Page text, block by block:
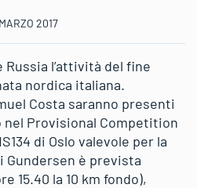
2017
l’attività del fine
nordica italiana.
Costa saranno presenti
nel Provisional Competition
di Oslo valevole per la
Gundersen è prevista
15.40 la 10 km fondo),